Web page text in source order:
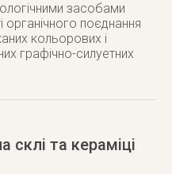
засобами
поєднання
кольорових і
графічно-силуетних
склі та кераміці